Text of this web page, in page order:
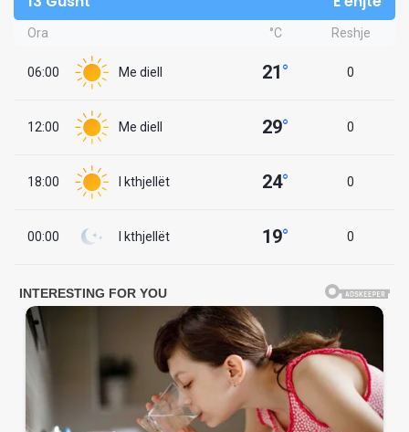
Ora °C Reshje
06:00 Me diell 21° 0
12:00 Me diell 29° 0
18:00 I kthjellët 24° 0
00:00 I kthjellët 19° 0